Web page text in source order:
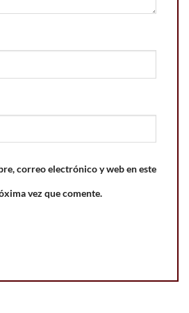
correo electrónico y web en este
vez que comente.